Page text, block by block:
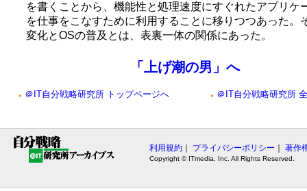
を書くことから、機能性と処理速度にすぐれたアプリケ
を仕事をこなすために利用することに移りつつあった。
変化とOSの普及とは、表裏一体の関係にあった。
「上げ潮の男」へ
»＠IT自分戦略研究所 トップページへ »＠IT自分戦略研究所
利用規約 プライバシーポリシー 著作
Copyright © ITmedia, Inc. All Rights Reserved.